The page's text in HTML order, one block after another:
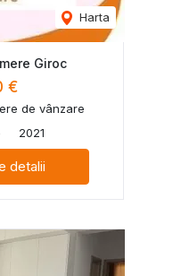
Harta
Giroc
€
de vânzare
2021
detalii